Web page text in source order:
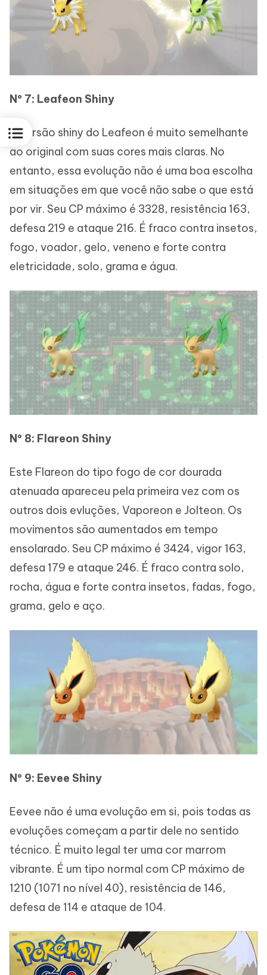
Nº 7: Leafeon Shiny
A versão shiny do Leafeon é muito semelhante
ao original com suas cores mais claras. No
entanto, essa evolução não é uma boa escolha
em situações em que você não sabe o que está
por vir. Seu CP máximo é 3328, resistência 163,
defesa 219 e ataque 216. É fraco contra insetos,
fogo, voador, gelo, veneno e forte contra
eletricidade, solo, grama e água.
Nº 8: Flareon Shiny
Este Flareon do tipo fogo de cor dourada
atenuada apareceu pela primeira vez com os
outros dois evluções, Vaporeon e Jolteon. Os
movimentos são aumentados em tempo
ensolarado. Seu CP máximo é 3424, vigor 163,
defesa 179 e ataque 246. É fraco contra solo,
rocha, água e forte contra insetos, fadas, fogo,
grama, gelo e aço.
Nº 9: Eevee Shiny
Eevee não é uma evolução em si, pois todas as
evoluções começam a partir dele no sentido
técnico. É muito legal ter uma cor marrom
vibrante. É um tipo normal com CP máximo de
1210 (1071 no nível 40), resistência de 146,
defesa de 114 e ataque de 104.